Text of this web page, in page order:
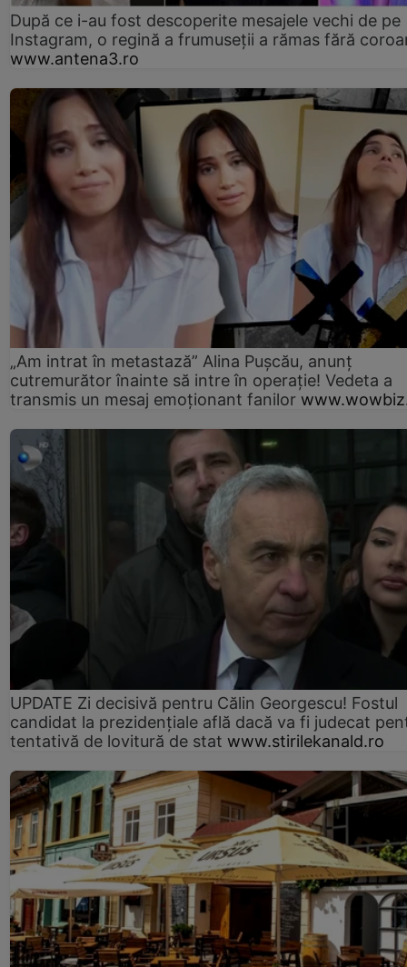
După ce i-au fost descoperite mesajele vechi de pe
Instagram, o regină a frumuseții a rămas fără
www.antena3.ro
„Am intrat în metastază” Alina Pușcău, anunț
cutremurător înainte să intre în operație! Vedeta a
transmis un mesaj emoționant fanilor
UPDATE Zi decisivă pentru Călin Georgescu! Fostul
candidat la prezidențiale află dacă va fi judecat
tentativă de lovitură de stat www.stirilekanald.ro